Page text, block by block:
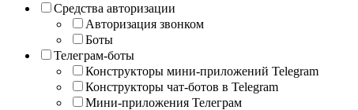
Средства авторизации
Авторизация звонком
Боты
Телеграм-боты
Конструкторы мини-приложений Telegram
Конструкторы чат-ботов в Telegram
Мини-приложения Телеграм